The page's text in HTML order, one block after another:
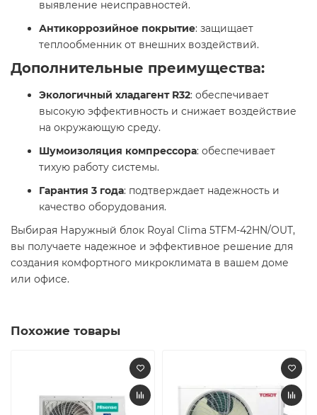
выявление неисправностей.​
Антикоррозийное покрытие: защищает
теплообменник от внешних воздействий.​
Дополнительные преимущества:
Экологичный хладагент R32: обеспечивает
высокую эффективность и снижает воздействие
на окружающую среду.​
Шумоизоляция компрессора: обеспечивает
тихую работу системы.​
Гарантия 3 года: подтверждает надежность и
качество оборудования.​
Выбирая Наружный блок Royal Clima 5TFM-42HN/OUT,
вы получаете надежное и эффективное решение для
создания комфортного микроклимата в вашем доме
или офисе.​
Похожие товары